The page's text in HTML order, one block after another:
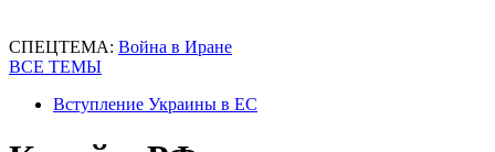
СПЕЦТЕМА: Война в Иране
ВСЕ ТЕМЫ
Вступление Украины в ЕС